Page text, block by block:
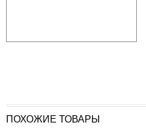
ПОХОЖИЕ ТОВАРЫ